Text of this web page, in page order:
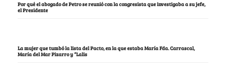
Por qué el abogado de Petro se reunió con la congresista que investigaba a su jefe,
el Presidente
La mujer que tumbó la lista del Pacto, en la que estaba María Fda. Carrascal,
María del Mar Pizarro y “Lalis